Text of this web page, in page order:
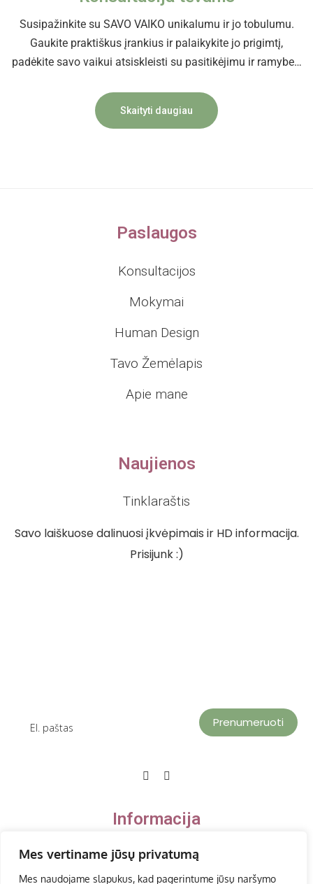
Mes vertiname jūsų privatumą
Mes naudojame slapukus, kad pagerintume jūsų naršymo
Susipažinkite su SAVO VAIKO unikalumu ir jo tobulumu.
Gaukite praktiškus įrankius ir palaikykite jo prigimtį,
padėkite savo vaikui atsiskleisti su pasitikėjimu ir ramybe…
Skaityti daugiau
Paslaugos
Konsultacijos
Mokymai
Human Design
Tavo Žemėlapis
Apie mane
Naujienos
Tinklaraštis
Savo laiškuose dalinuosi įkvėpimais ir HD informacija.
Prisijunk :)
Prenumeruoti
Informacija
Privatumo politika